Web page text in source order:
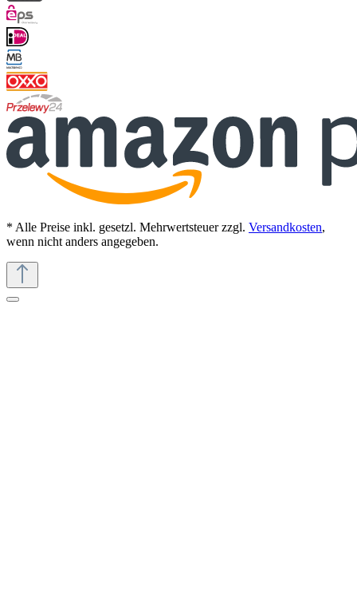
* Alle Preise inkl. gesetzl. Mehrwertsteuer zzgl. Versandkosten,
wenn nicht anders angegeben.